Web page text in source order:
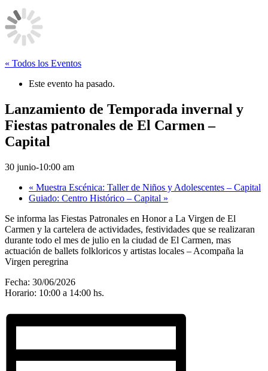
« Todos los Eventos
Este evento ha pasado.
Lanzamiento de Temporada invernal y
Fiestas patronales de El Carmen –
Capital
30 junio-10:00 am
« Muestra Escénica: Taller de Niños y Adolescentes – Capital
Guiado: Centro Histórico – Capital »
Se informa las Fiestas Patronales en Honor a La Virgen de El
Carmen y la cartelera de actividades, festividades que se realizaran
durante todo el mes de julio en la ciudad de El Carmen, mas
actuación de ballets folkloricos y artistas locales – Acompaña la
Virgen peregrina
Fecha: 30/06/2026
Horario: 10:00 a 14:00 hs.